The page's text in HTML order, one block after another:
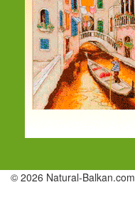
© 2026 Natural-Balkan.com